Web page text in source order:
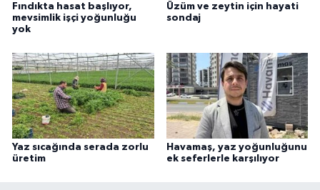
Fındıkta hasat başlıyor,
mevsimlik işçi yoğunluğu
yok
Üzüm ve zeytin için hayati
sondaj
Yaz sıcağında serada zorlu
üretim
Havamaş, yaz yoğunluğunu
ek seferlerle karşılıyor